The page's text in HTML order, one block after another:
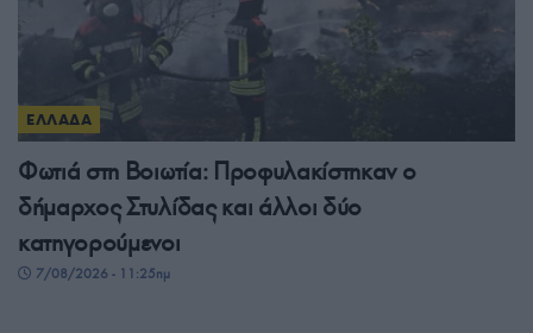
ΕΛΛΑΔΑ
Φωτιά στη Βοιωτία: Προφυλακίστηκαν ο
δήμαρχος Στυλίδας και άλλοι δύο
κατηγορούμενοι
7/08/2026 - 11:25πμ